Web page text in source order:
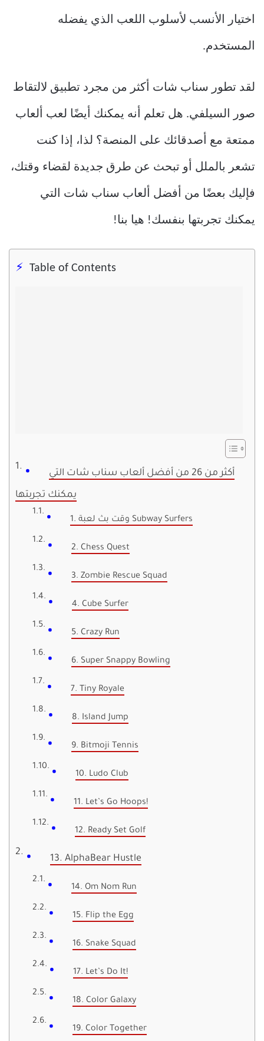
اختيار الأنسب لأسلوب اللعب الذي يفضله
المستخدم.
لقد تطور سناب شات أكثر من مجرد تطبيق لالتقاط
صور السيلفي. هل تعلم أنه يمكنك أيضًا لعب ألعاب
ممتعة مع أصدقائك على المنصة؟ لذا، إذا كنت
تشعر بالملل أو تبحث عن طرق جديدة لقضاء وقتك،
فإليك بعضًا من أفضل ألعاب سناب شات التي
يمكنك تجربتها بنفسك! هيا بنا!
Table of Contents
أكثر من 26 من أفضل ألعاب سناب شات التي
يمكنك تجربتها
1. وقت بث لعبة Subway Surfers
2. Chess Quest
3. Zombie Rescue Squad
4. Cube Surfer
5. Crazy Run
6. Super Snappy Bowling
7. Tiny Royale
8. Island Jump
9. Bitmoji Tennis
10. Ludo Club
11. Let’s Go Hoops!
12. Ready Set Golf
13. AlphaBear Hustle
14. Om Nom Run
15. Flip the Egg
16. Snake Squad
17. Let’s Do It!
18. Color Galaxy
19. Color Together